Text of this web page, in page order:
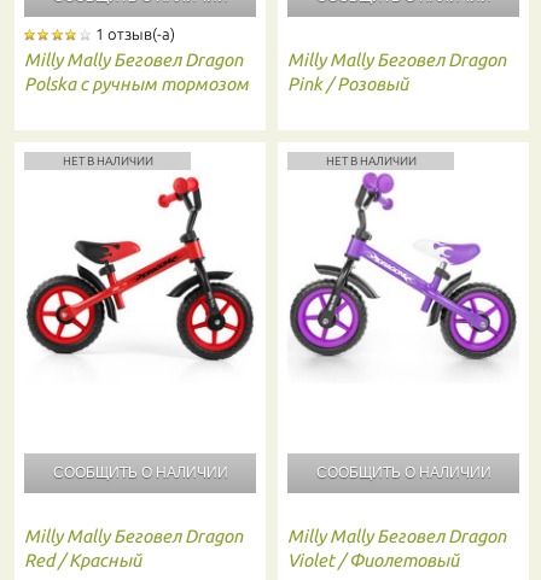
1 отзыв(-а)
Milly Mally Беговел Dragon
Polska с ручным тормозом
Milly Mally Беговел Dragon
Pink / Розовый
НЕТ В НАЛИЧИИ
СООБЩИТЬ О НАЛИЧИИ
Milly Mally Беговел Dragon
Red / Красный
НЕТ В НАЛИЧИИ
СООБЩИТЬ О НАЛИЧИИ
Milly Mally Беговел Dragon
Violet / Фиолетовый